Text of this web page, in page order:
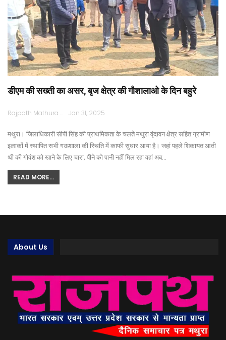
डीएम की सख्ती का असर, बृज क्षेत्र की गौशालाओ के दिन बहुरे
Rajpath Mathura Jan 31, 2025
मथुरा। जिलाधिकारी सीपी सिंह की प्राथमिकता के चलते मथुरा वृंदावन क्षेत्र सहित ग्रामीण
इलाकों में स्थापित सभी गऊशाला की स्थिति में काफी सुधार आया है। जहां पहले शिकायत आती
थी की गोवंश को खाने के लिए चारा, पीने को पानी नहीं मिल रहा वहां अब…
READ MORE...
About Us